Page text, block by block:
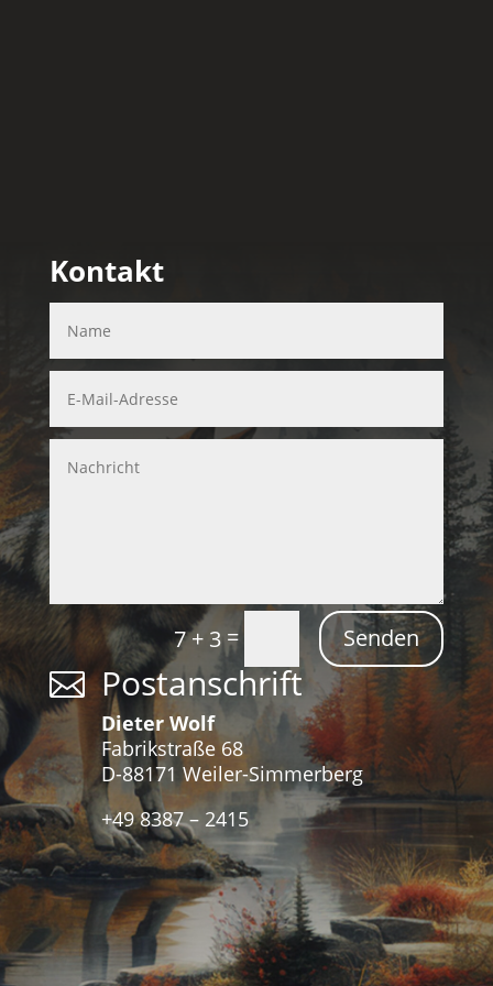
Kontakt
7 + 3 = Senden
 Postanschrift
Dieter Wolf
Fabrikstraße 68
D-88171 Weiler-Simmerberg
+49 8387 – 2415